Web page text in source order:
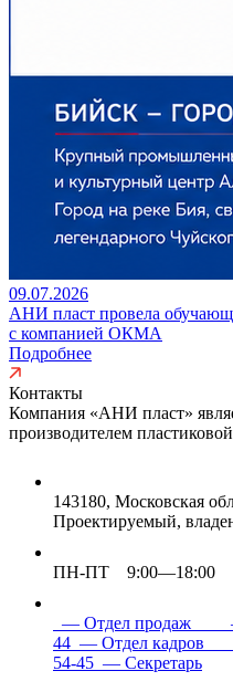
09.07.2026
АНИ пласт провела
с компанией ОКМА
Подробнее
Контакты
Компания «АНИ пласт»
производителем
143180, Московская
Проектируемый,
ПН-ПТ 9:00—18:00
— Отдел продаж —
44 — Отдел кадров —
54-45 — Секретарь